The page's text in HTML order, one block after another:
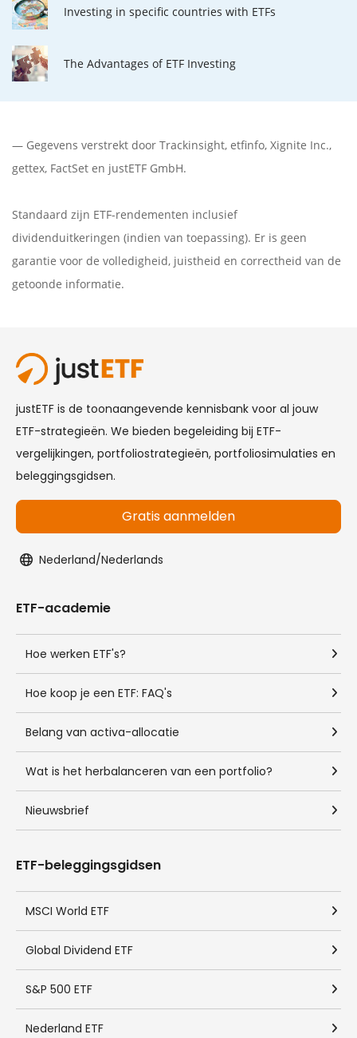
Investing in specific countries with ETFs
The Advantages of ETF Investing
— Gegevens verstrekt door Trackinsight, etfinfo, Xignite Inc.,
gettex, FactSet en justETF GmbH.
Standaard zijn ETF-rendementen inclusief
dividenduitkeringen (indien van toepassing). Er is geen
garantie voor de volledigheid, juistheid en correctheid van de
getoonde informatie.